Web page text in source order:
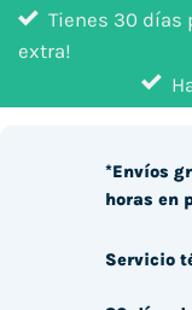
Tienes 30 días
extra!
*Envíos
horas en
Servicio